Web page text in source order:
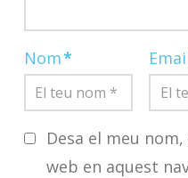
Nom*
Desa el meu
web en aquest